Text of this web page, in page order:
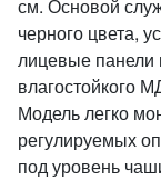
см. Основой
черного цвета,
лицевые панели
влагостойкого
Модель легко
регулируемых
под уровень